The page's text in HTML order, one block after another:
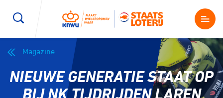
Kenniscentrum
Magazine
NIEUWE GENERATIE STAAT OP
BIJ NK TIJDRIJDEN LAREN
Wegwielrennen Mountainbiken
E-Racing